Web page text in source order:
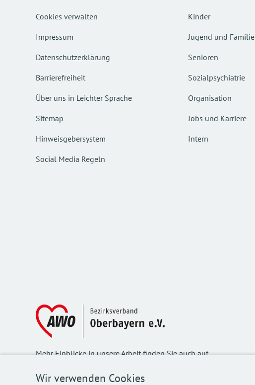
Wir verwenden Cookies
Cookies verwalten
Impressum
Datenschutzerklärung
Barrierefreiheit
Über uns in Leichter Sprache
Sitemap
Hinweisgebersystem
Social Media Regeln
Kinder
Jugend und Familie
Senioren
Sozialpsychiatrie
Organisation
Jobs und Karriere
Intern
Mehr Einblicke in unsere Arbeit finden Sie auch auf